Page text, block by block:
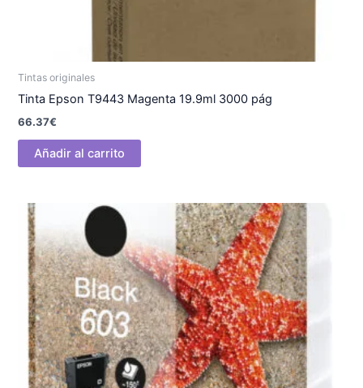
Tintas originales
Tinta Epson T9443 Magenta 19.9ml 3000 pág
66.37€
Añadir al carrito